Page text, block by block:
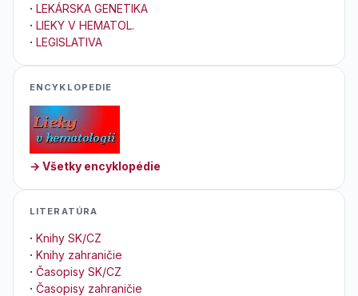
· LEKÁRSKA GENETIKA
· LIEKY V HEMATOL.
· LEGISLATIVA
ENCYKLOPEDIE
→ Všetky encyklopédie
LITERATÚRA
· Knihy SK/CZ
· Knihy zahraničie
· Časopisy SK/CZ
· Časopisy zahraničie